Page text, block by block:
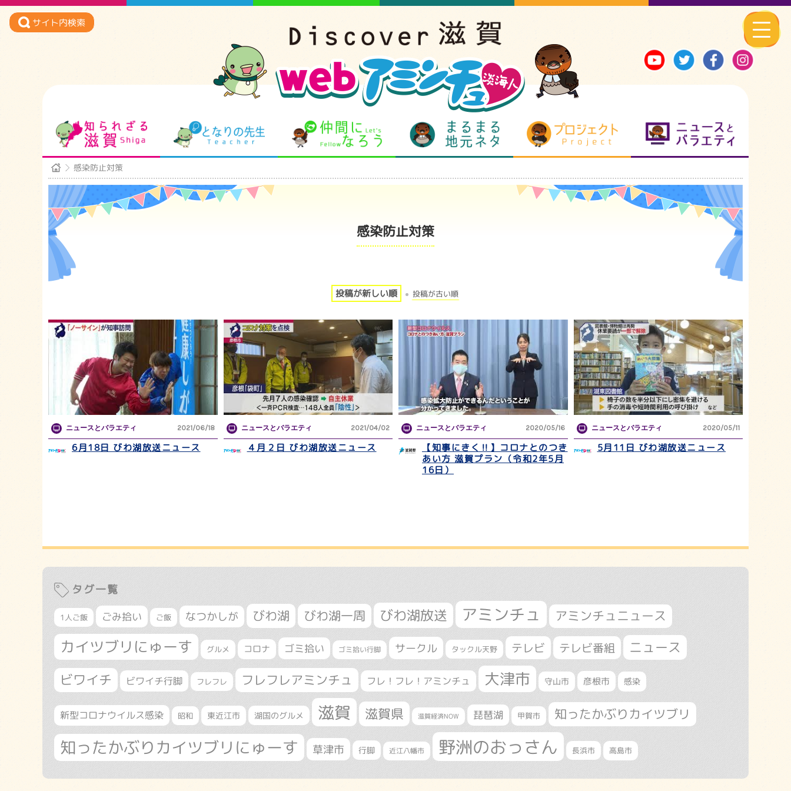
サイト内検索
知られざる滋賀 となりの先生 仲間になろう まるまる地元ネタ プロジェクト
感染防止対策
感染防止対策
投稿が新しい順 投稿が古い順
ニュースとバラエティ 2021/06/18
6月18日 びわ湖放送ニュース
ニュースとバラエティ 2021/04/02
４月２日 びわ湖放送ニュース
ニュースとバラエティ 2020/05/16
【知事にきく‼】コロナとのつき
あい方 滋賀プラン（令和2年5月
16日）
ニュースとバラエティ 2020/05/11
5月11日 びわ湖放送ニュース
タグ一覧
1人ご飯 ごみ拾い ご飯 なつかしが びわ湖 びわ湖一周 びわ湖放送 アミンチュ アミンチュニュース
カイツブリにゅーす グルメ コロナ ゴミ拾い ゴミ拾い行脚 サークル タックル天野 テレビ テレビ番組 ニュース
ビワイチ ビワイチ行脚 フレフレ フレフレアミンチュ フレ！フレ！アミンチュ 大津市 守山市 彦根市 感染
新型コロナウイルス感染 昭和 東近江市 湖国のグルメ 滋賀 滋賀県 滋賀経済NOW 琵琶湖 甲賀市 知ったかぶりカイツブリ
知ったかぶりカイツブリにゅーす 草津市 行脚 近江八幡市 野洲のおっさん 長浜市 高島市